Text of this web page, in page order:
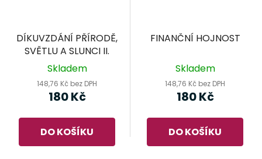
DÍKUVZDÁNÍ PŘÍRODĚ,
SVĚTLU A SLUNCI II.
Skladem
148,76 Kč bez DPH
180 Kč
DO KOŠÍKU
FINANČNÍ HOJNOST
Skladem
148,76 Kč bez DPH
180 Kč
DO KOŠÍKU